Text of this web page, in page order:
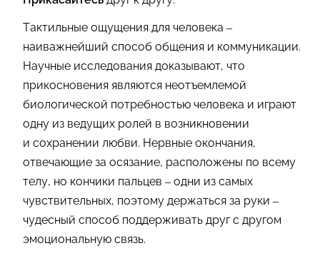
Тактильные ощущения для человека –
наиважнейший способ общения и коммуникации.
Научные исследования доказывают, что
прикосновения являются неотъемлемой
биологической потребностью человека и играют
одну из ведущих ролей в возникновении
и сохранении любви. Нервные окончания,
отвечающие за осязание, расположены по всему
телу, но кончики пальцев – одни из самых
чувствительных, поэтому держаться за руки –
чудесный способ поддерживать друг с другом
эмоциональную связь.